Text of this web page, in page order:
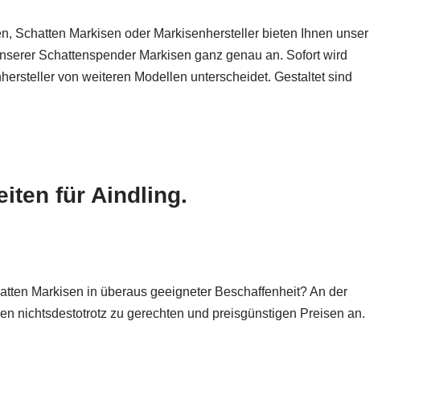
Schatten Markisen oder Markisenhersteller bieten Ihnen unser
Schattenspender Markisen ganz genau an. Sofort wird
von weiteren Modellen unterscheidet. Gestaltet sind
für Aindling.
Markisen in überaus geeigneter Beschaffenheit? An der
nichtsdestotrotz zu gerechten und preisgünstigen Preisen an.